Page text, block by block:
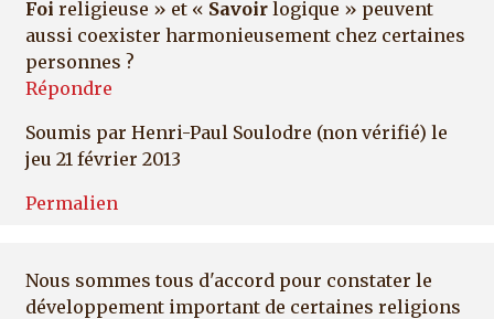
Foi religieuse » et « Savoir logique » peuvent
aussi coexister harmonieusement chez certaines
personnes ?
Répondre
Soumis par Henri-Paul Soulodre (non vérifié) le
jeu 21 février 2013
Permalien
Nous sommes tous d'accord pour constater le
développement important de certaines religions